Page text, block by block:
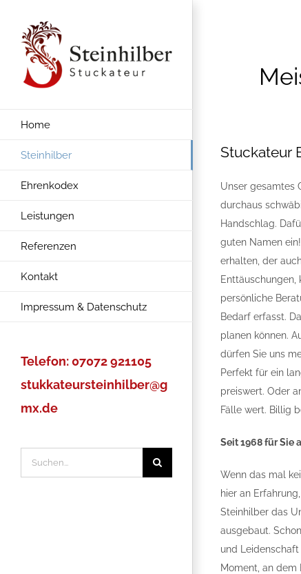
springen
Home
Steinhilber
Ehrenkodex
Leistungen
Referenzen
Kontakt
Impressum & Datenschutz
Telefon: 07072 921105
stukkateursteinhilber@g
mx.de
nach:
Stuckateur
Unser gesamtes
durchaus
Handschlag.
guten Namen
erhalten, der
Enttäuschungen,
persönliche
Bedarf erfasst.
planen können.
dürfen Sie uns
Perfekt für ein
preiswert. Oder
Fälle wert. Billig
Seit 1968 für Sie
Wenn das mal
hier an
Steinhilber das
ausgebaut.
und
Moment, an